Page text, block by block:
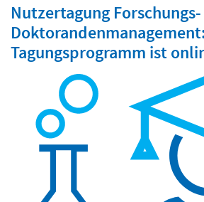
Nutzertagung
Tagungsprogramm ist